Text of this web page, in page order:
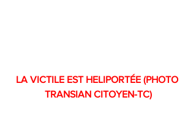
LA VICTILE EST HELIPORTÉE (PHOTO
TRANSIAN CITOYEN-TC)